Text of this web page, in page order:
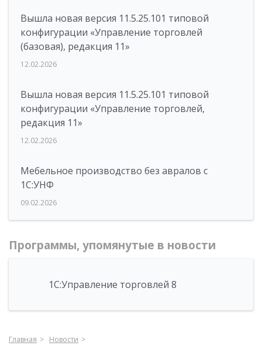
Вышла новая версия 11.5.25.101 типовой
конфигурации «Управление торговлей
(базовая), редакция 11»
12.02.2026
Вышла новая версия 11.5.25.101 типовой
конфигурации «Управление торговлей,
редакция 11»
12.02.2026
Мебельное производство без авралов с
1С:УНФ
09.02.2026
Программы, упомянутые в новости
1С:Управление торговлей 8
Главная
Новости